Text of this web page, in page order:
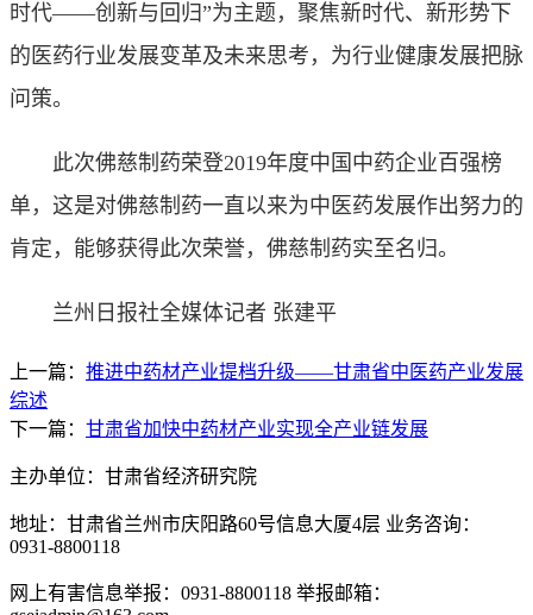
时代——创新与回归”为主题，聚焦新时代、新形势下
的医药行业发展变革及未来思考，为行业健康发展把脉
问策。
此次佛慈制药荣登2019年度中国中药企业百强榜
单，这是对佛慈制药一直以来为中医药发展作出努力的
肯定，能够获得此次荣誉，佛慈制药实至名归。
兰州日报社全媒体记者 张建平
上一篇： 推进中药材产业提档升级——甘肃省中医药产业发展
综述
下一篇： 甘肃省加快中药材产业实现全产业链发展
主办单位：甘肃省经济研究院
地址：甘肃省兰州市庆阳路60号信息大厦4层 业务咨询：
0931-8800118
网上有害信息举报：0931-8800118 举报邮箱：